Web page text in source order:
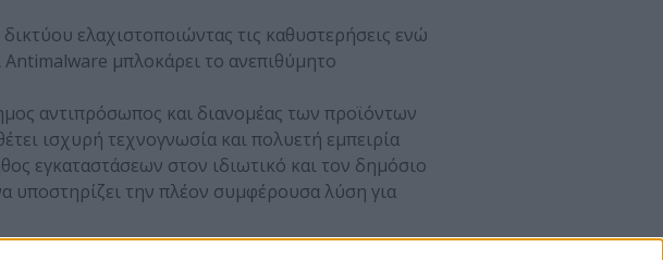
ελαχιστοποιώντας τις καθυστερήσεις ενώ
μπλοκάρει το ανεπιθύμητο
αντιπρόσωπος και διανομέας των προϊόντων
ισχυρή τεχνογνωσία και πολυετή εμπειρία
εγκαταστάσεων στον ιδιωτικό και τον δημόσιο
υποστηρίζει την πλέον συμφέρουσα λύση για